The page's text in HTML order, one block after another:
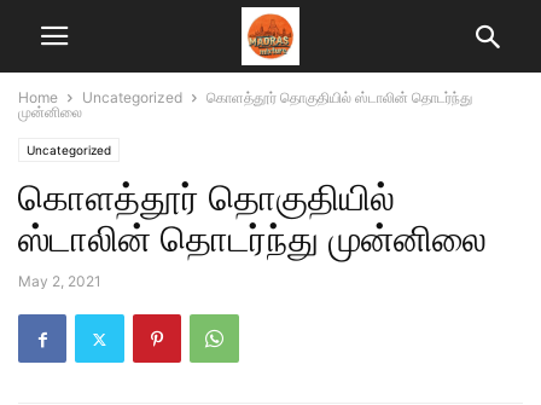
Home Uncategorized
கொளத்தூர் தொகுதியில் ஸ்டாலின் தொடர்ந்து
முன்னிலை
Uncategorized
கொளத்தூர் தொகுதியில்
ஸ்டாலின் தொடர்ந்து முன்னிலை
May 2, 2021